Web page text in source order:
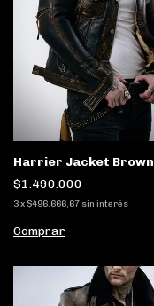
Harrier Jacket Brown
$1.490.000
3x $496.666,67 sin interés
Comprar